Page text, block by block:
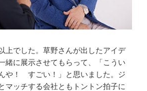
上でした。草野さんが出したアイデ
緒に展示させてもらって、「こうい
や！ すごい！」と思いました。ジ
マッチする会社ともトントン拍子に